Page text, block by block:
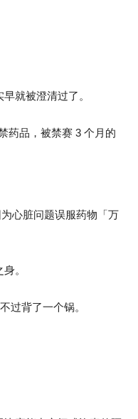
就被澄清过了。
药品，被禁赛 3 个月的
心脏问题误服药物「万
。
过背了一个锅。